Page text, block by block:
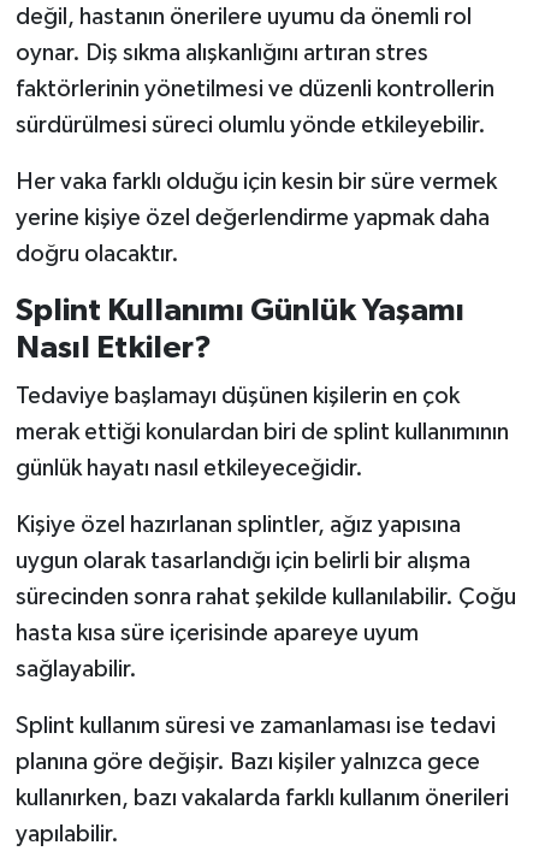
değil, hastanın önerilere uyumu da önemli rol
oynar. Diş sıkma alışkanlığını artıran stres
faktörlerinin yönetilmesi ve düzenli kontrollerin
sürdürülmesi süreci olumlu yönde etkileyebilir.
Her vaka farklı olduğu için kesin bir süre vermek
yerine kişiye özel değerlendirme yapmak daha
doğru olacaktır.
Splint Kullanımı Günlük Yaşamı
Nasıl Etkiler?
Tedaviye başlamayı düşünen kişilerin en çok
merak ettiği konulardan biri de splint kullanımının
günlük hayatı nasıl etkileyeceğidir.
Kişiye özel hazırlanan splintler, ağız yapısına
uygun olarak tasarlandığı için belirli bir alışma
sürecinden sonra rahat şekilde kullanılabilir. Çoğu
hasta kısa süre içerisinde apareye uyum
sağlayabilir.
Splint kullanım süresi ve zamanlaması ise tedavi
planına göre değişir. Bazı kişiler yalnızca gece
kullanırken, bazı vakalarda farklı kullanım önerileri
yapılabilir.